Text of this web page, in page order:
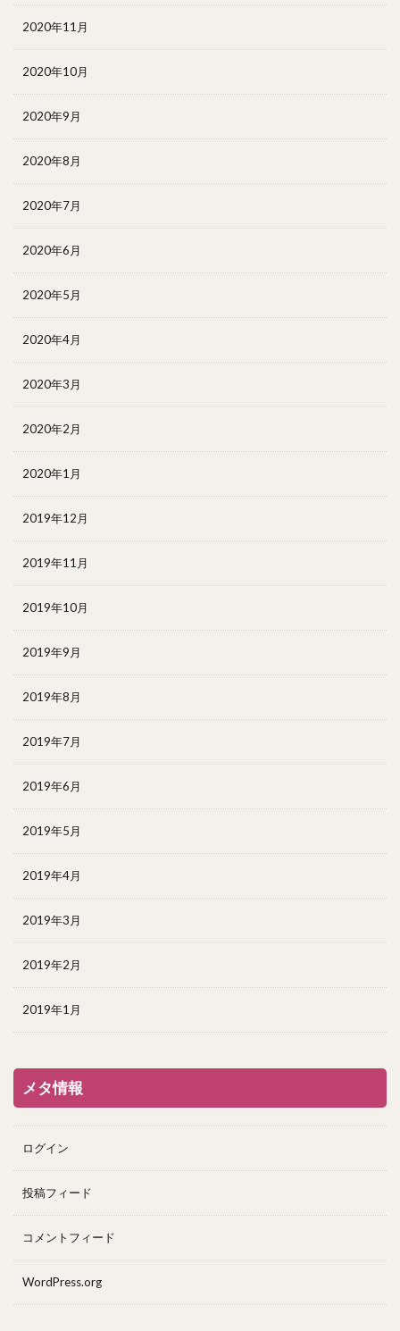
2020年11月
2020年10月
2020年9月
2020年8月
2020年7月
2020年6月
2020年5月
2020年4月
2020年3月
2020年2月
2020年1月
2019年12月
2019年11月
2019年10月
2019年9月
2019年8月
2019年7月
2019年6月
2019年5月
2019年4月
2019年3月
2019年2月
2019年1月
メタ情報
ログイン
投稿フィード
コメントフィード
WordPress.org